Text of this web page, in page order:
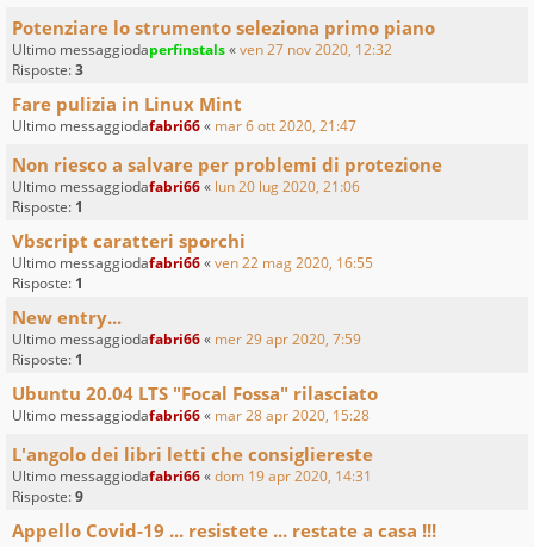
Potenziare lo strumento seleziona primo piano
Ultimo messaggiodaperfinstals«ven 27 nov 2020, 12:32
Risposte:3
Fare pulizia in Linux Mint
Ultimo messaggiodafabri66« mar 6 ott 2020, 21:47
Non riesco a salvare per problemi di protezione
Ultimo messaggiodafabri66« lun 20 lug 2020, 21:06
Risposte: 1
Vbscript caratteri sporchi
Ultimo messaggiodafabri66«ven 22 mag 2020, 16:55
Risposte: 1
New entry...
Ultimo messaggiodafabri66« mer 29 apr 2020, 7:59
Risposte: 1
Ubuntu 20.04 LTS "Focal Fossa" rilasciato
Ultimo messaggiodafabri66« mar 28 apr 2020, 15:28
L'angolo dei libri letti che consigliereste
Ultimo messaggiodafabri66«dom 19 apr 2020, 14:31
Risposte:9
Appello Covid-19 ... resistete ... restate a casa !!!